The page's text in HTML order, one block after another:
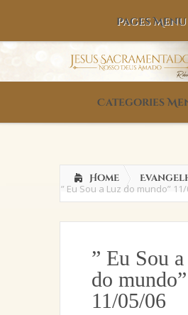
Pages Menu
Categories
Home
” Eu Sou a Luz do mundo”
” Eu Sou
do mundo”
11/05/06